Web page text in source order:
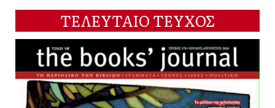
ΤΕΛΕΥΤΑΙΟ ΤΕΥΧΟΣ